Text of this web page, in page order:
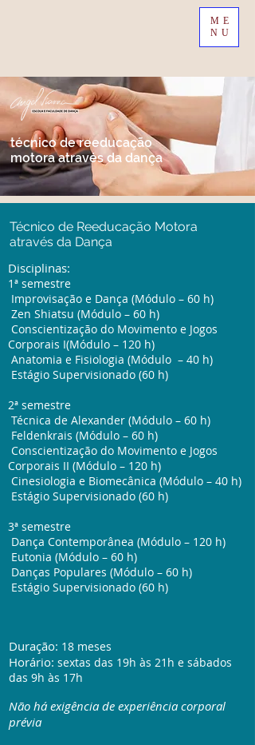
ME
NU
técnico dereeducação
motoraatravés da dança
Técnico de Reeducação Motora
através da Dança
Disciplinas:
1ª semestre
Improvisação e Dança (Módulo – 60 h)
Zen Shiatsu (Módulo – 60 h)
Conscientização do Movimento e Jogos
Corporais I(Módulo – 120 h)
Anatomia e Fisiologia (Módulo – 40 h)
Estágio Supervisionado (60 h)
2ª semestre
Técnica de Alexander (Módulo – 60 h)
Feldenkrais (Módulo – 60 h)
Conscientização do Movimento e Jogos
Corporais II (Módulo – 120 h)
Cinesiologia e Biomecânica (Módulo – 40 h)
Estágio Supervisionado (60 h)
3ª semestre
Dança Contemporânea (Módulo – 120 h)
Eutonia (Módulo – 60 h)
Danças Populares (Módulo – 60 h)
Estágio Supervisionado (60 h)
Duração: 18 meses
Horário: sextas das 19h às 21h e sábados
das 9h às 17h
Não há exigência de experiência corporal
prévia